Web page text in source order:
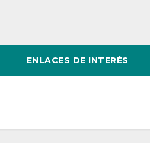
ENLACES DE INTERÉS